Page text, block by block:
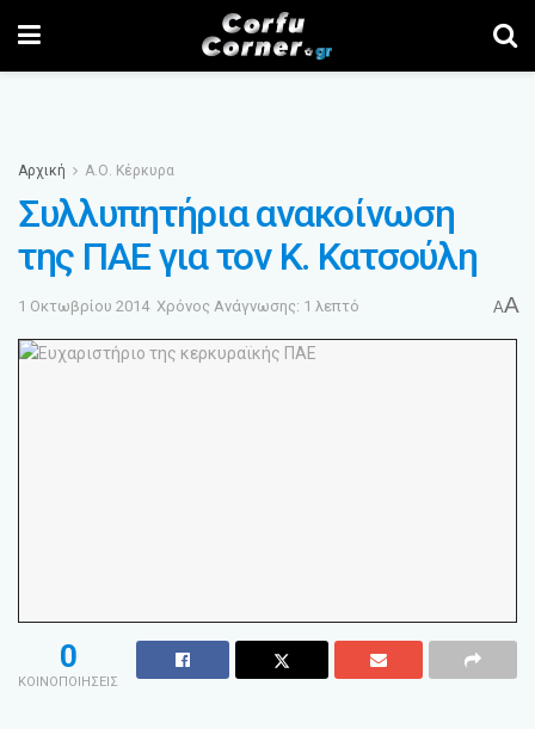
Αρχική Α.Ο. Κέρκυρα
Συλλυπητήρια ανακοίνωση
της ΠΑΕ για τον Κ. Κατσούλη
1 Οκτωβρίου 2014 Χρόνος Ανάγνωσης: 1 λεπτό AA
0
ΚΟΙΝΟΠΟΙΗΣΕΙΣ